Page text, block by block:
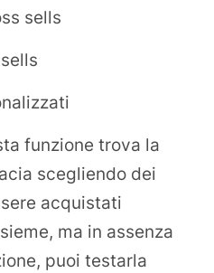
sells
funzione trova la
scegliendo dei
acquistati
ma in assenza
puoi testarla